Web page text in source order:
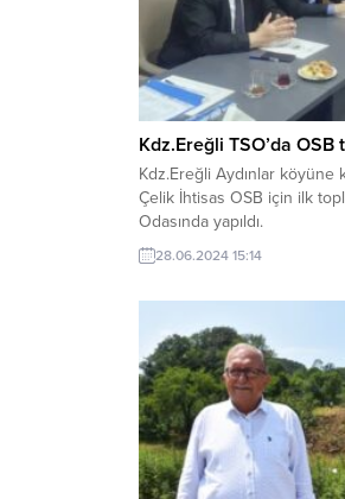
Kdz.Ereğli TSO’da OSB
Kdz.Ereğli Aydınlar köyüne
Çelik İhtisas OSB için ilk
Odasında yapıldı.
28.06.2024 15:14